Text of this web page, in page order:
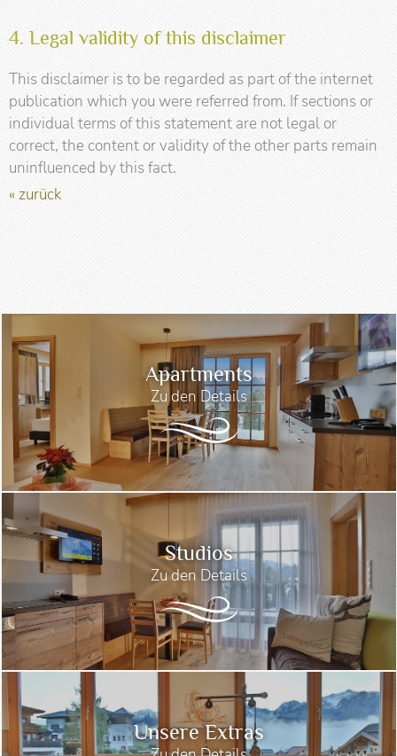
4. Legal validity of this disclaimer
This disclaimer is to be regarded as part of the internet
publication which you were referred from. If sections or
individual terms of this statement are not legal or
correct, the content or validity of the other parts remain
uninfluenced by this fact.
« zurück
Apartments
Zu den Details
Studios
Zu den Details
Unsere Extras